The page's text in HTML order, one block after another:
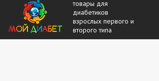
товары для
диабетиков
взрослых первого и
второго типа